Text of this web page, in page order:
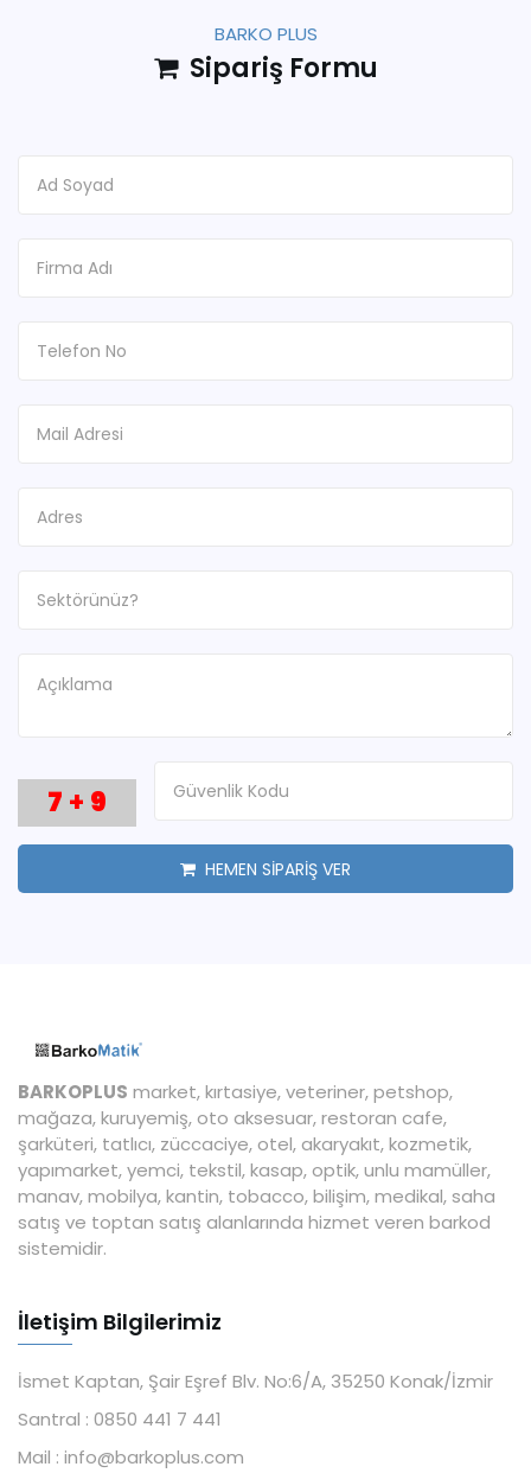
BARKO PLUS
Sipariş Formu
7 + 9
HEMEN SİPARİŞ VER
BARKOPLUS market, kırtasiye, veteriner, petshop,
mağaza, kuruyemiş, oto aksesuar, restoran cafe,
şarküteri, tatlıcı, züccaciye, otel, akaryakıt, kozmetik,
yapımarket, yemci, tekstil, kasap, optik, unlu mamüller,
manav, mobilya, kantin, tobacco, bilişim, medikal, saha
satış ve toptan satış alanlarında hizmet veren barkod
sistemidir.
İletişim Bilgilerimiz
İsmet Kaptan, Şair Eşref Blv. No:6/A, 35250 Konak/İzmir
Santral : 0850 441 7 441
Mail : info@barkoplus.com